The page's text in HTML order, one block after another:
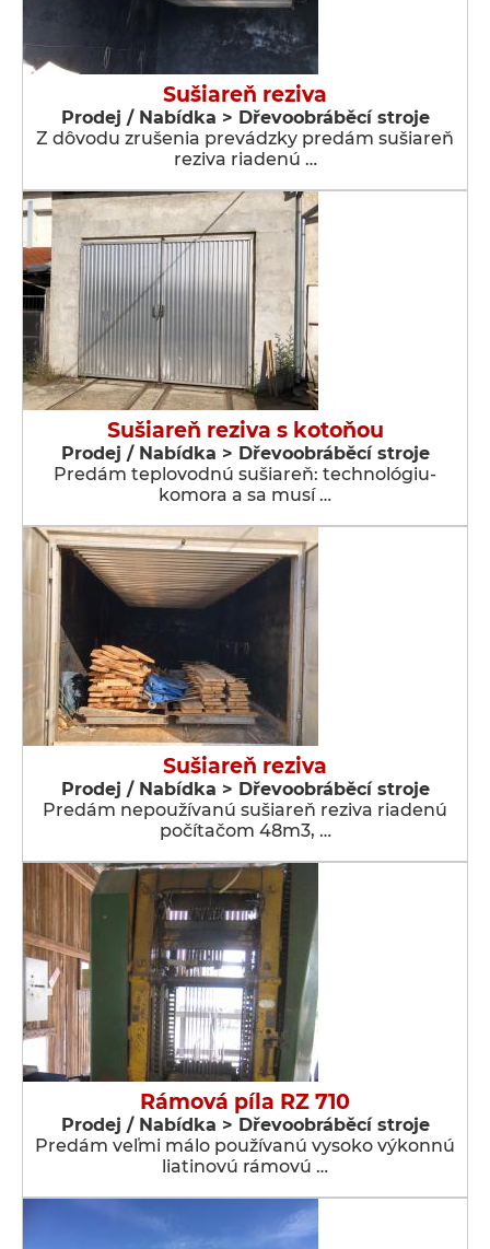
Sušiareň reziva
Prodej / Nabídka > Dřevoobráběcí stroje
Z dôvodu zrušenia prevádzky predám sušiareň
reziva riadenú …
Sušiareň reziva s kotoňou
Prodej / Nabídka > Dřevoobráběcí stroje
Predám teplovodnú sušiareň: technológiu-
komora a sa musí …
Sušiareň reziva
Prodej / Nabídka > Dřevoobráběcí stroje
Predám nepoužívanú sušiareň reziva riadenú
počítačom 48m3, …
Rámová píla RZ 710
Prodej / Nabídka > Dřevoobráběcí stroje
Predám veľmi málo používanú vysoko výkonnú
liatinovú rámovú …